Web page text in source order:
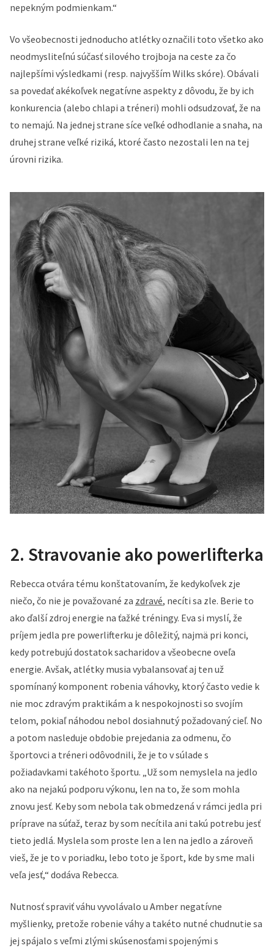
nepekným podmienkam.“
Vo všeobecnosti jednoducho atlétky označili toto všetko ako
neodmysliteľnú súčasť silového trojboja na ceste za čo
najlepšími výsledkami (resp. najvyšším Wilks skóre). Obávali
sa povedať akékoľvek negatívne aspekty z dôvodu, že by ich
konkurencia (alebo chlapi a tréneri) mohli odsudzovať, že na
to nemajú. Na jednej strane síce veľké odhodlanie a snaha, na
druhej strane veľké riziká, ktoré často nezostali len na tej
úrovni rizika.
2. Stravovanie ako powerlifterka
Rebecca otvára tému konštatovaním, že kedykoľvek zje
niečo, čo nie je považované za zdravé, necíti sa zle. Berie to
ako ďalší zdroj energie na ťažké tréningy. Eva si myslí, že
príjem jedla pre powerlifterku je dôležitý, najmä pri konci,
kedy potrebujú dostatok sacharidov a všeobecne oveľa
energie. Avšak, atlétky musia vybalansovať aj ten už
spomínaný komponent robenia váhovky, ktorý často vedie k
nie moc zdravým praktikám a k nespokojnosti so svojím
telom, pokiaľ náhodou nebol dosiahnutý požadovaný cieľ. No
a potom nasleduje obdobie prejedania za odmenu, čo
športovci a tréneri odôvodnili, že je to v súlade s
požiadavkami takéhoto športu. „Už som nemyslela na jedlo
ako na nejakú podporu výkonu, len na to, že som mohla
znovu jesť. Keby som nebola tak obmedzená v rámci jedla pri
príprave na súťaž, teraz by som necítila ani takú potrebu jesť
tieto jedlá. Myslela som proste len a len na jedlo a zároveň
vieš, že je to v poriadku, lebo toto je šport, kde by sme mali
veľa jesť,“ dodáva Rebecca.
Nutnosť spraviť váhu vyvolávalo u Amber negatívne
myšlienky, pretože robenie váhy a takéto nutné chudnutie sa
jej spájalo s veľmi zlými skúsenosťami spojenými s